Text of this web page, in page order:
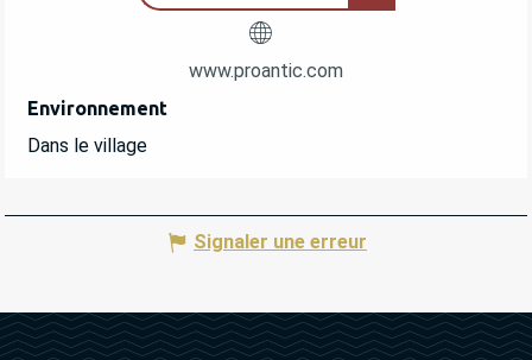
www.proantic.com
Environnement
Environnement
Dans le village
Signaler une erreur